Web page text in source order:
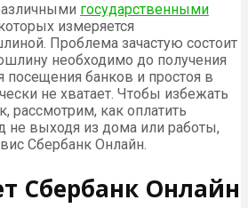
государственными
измеряется
Проблема зачастую состоит
необходимо до получения
посещения банков и простоя в
не хватает. Чтобы избежать
рассмотрим, как оплатить
не выходя из дома или работы,
Сбербанк Онлайн.
Сбербанк Онлайн